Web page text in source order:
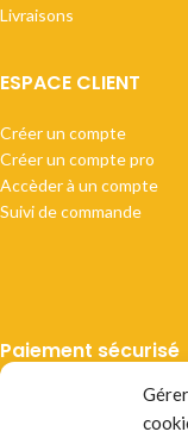
Livraisons
ESPACE CLIENT
Créer un compte
Créer un compte pro
Accèder à un compte
Suivi de commande
Paiement sécurisé